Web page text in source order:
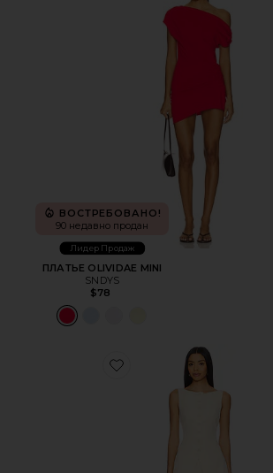
ВОСТРЕБОВАНО!
90 недавно продан
Лидер Продаж
ПЛАТЬЕ OLIVIDAE MINI
SNDYS
$78
Favorite НАБОР С ЮБКОЙ MOXIE